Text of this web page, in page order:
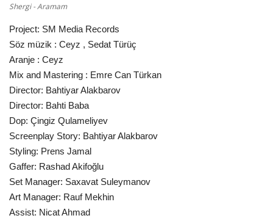
Dini Sözler
Günaydın Mesajları
Shergi - Aramam
Project: SM Media Records
Söz müzik : Ceyz , Sedat Türüç
Aranje : Ceyz
Mix and Mastering : Emre Can Türkan
Director: Bahtiyar Alakbarov
Director: Bahti Baba
Dop: Çingiz Qulameliyev
Screenplay Story: Bahtiyar Alakbarov
Styling: Prens Jamal
Gaffer: Rashad Akifoğlu
Set Manager: Saxavat Suleymanov
Art Manager: Rauf Mekhin
Assist: Nicat Ahmad